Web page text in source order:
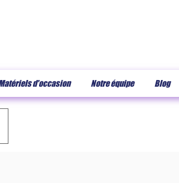
d'occasion Notre équipe Blog